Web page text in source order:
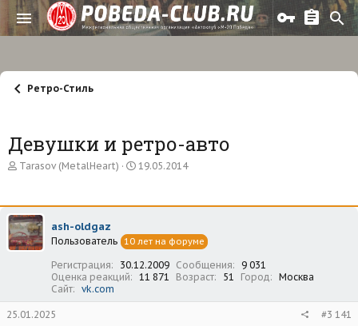
Ретро-Стиль
Девушки и ретро-авто
А
о
р
т
е
Tarasov (MetalHeart)
Д
а
ч
л
а
19.05.2014
ash-oldgaz
Пользователь 10 лет на форуме
Регистрация 30.12.2009 Сообщения
9 031
Оценка реакций
11 871 Возраст 51 Город
Москва
Сайт
vk.com
25.01.2025 #3 141